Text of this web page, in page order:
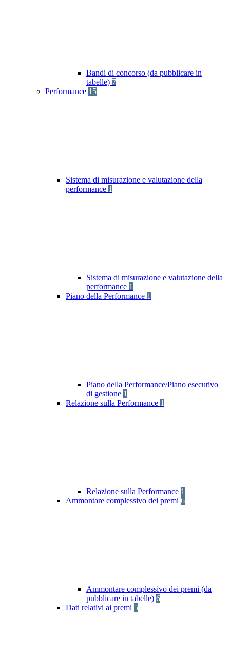
Bandi di concorso (da pubblicare in
tabelle) 7
Performance 15
Sistema di misurazione e valutazione della
performance 1
Sistema di misurazione e valutazione della
performance 1
Piano della Performance 1
Piano della Performance/Piano esecutivo
di gestione 1
Relazione sulla Performance 1
Relazione sulla Performance 1
Ammontare complessivo dei premi 6
Ammontare complessivo dei premi (da
pubblicare in tabelle) 6
Dati relativi ai premi 5